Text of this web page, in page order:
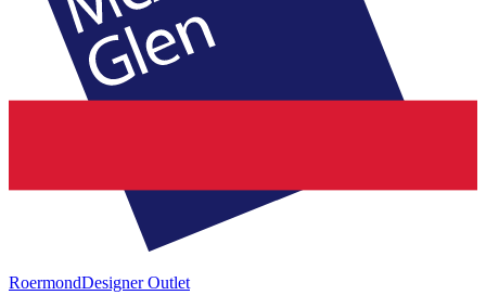
RoermondDesigner Outlet